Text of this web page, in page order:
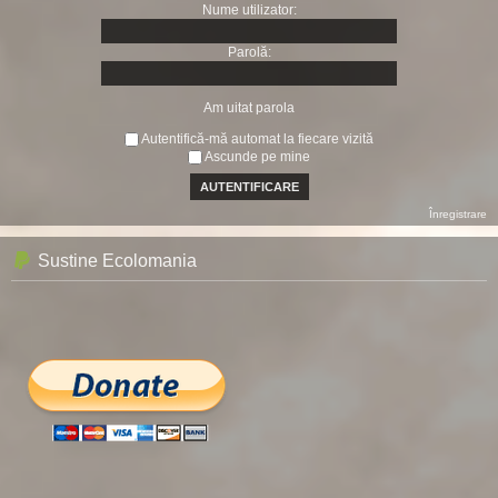
Nume utilizator:
Parolă:
Am uitat parola
Autentifică-mă automat la fiecare vizită
Ascunde pe mine
Înregistrare
Sustine Ecolomania